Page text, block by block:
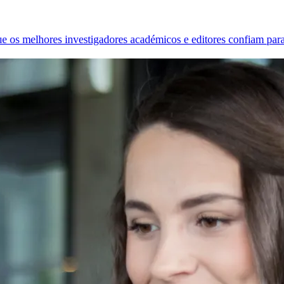
melhores investigadores académicos e editores confiam